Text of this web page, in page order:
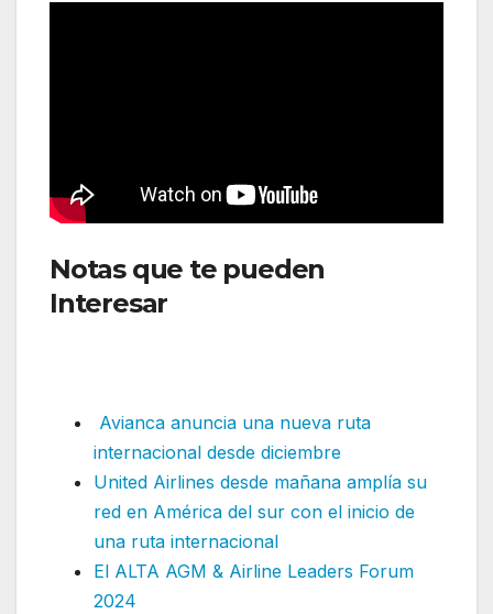
Notas que te pueden
Interesar
Avianca anuncia una nueva ruta
internacional desde diciembre
United Airlines desde mañana amplía su
red en América del sur con el inicio de
una ruta internacional
El ALTA AGM & Airline Leaders Forum
2024